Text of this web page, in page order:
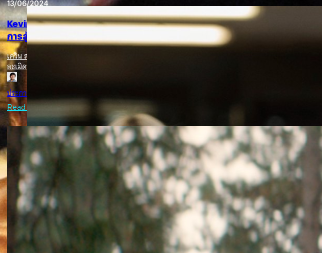
13/06/2024
Kevin Spacey เผยทั้งน้ำตา ! หมดเนื้อหมดตัว-ถูกยืดบ้าน-ไม่มีเงินจ่ายหนี้จาก
การสู้คดีล่วงละเมิดทางเพศ
เควิน สเปซีย์ (Kevin Spacey) เผยทั้งน้ำตา! หมดเนื้อหมดตัว-ถูกยืดบ้าน-ไม่มีเงินจ่ายหนี้ ระหว่างสู้คดีล่วง
ละเมิดทางเพศ
ประภาส อยู่เย็น
Read More
18/11/2023
Kevin Spacey เตรียมกลับมาอีกครั้งในหนังระทึกขวัญปี 2024 หลังชนะคดีใน
สหราชอาณาจักร
เควิน สเปซีย์ เตรียมกลับมาปรากฏตัวในภาพยนตร์อีกครั้ง ในภาพยนตร์อินดีระทึกขวัญ 'Peter Five Eight'
แบบจำกัดจำนวนโรงฉาย
ปรีดี ฤกษ์วลีกุล | 992 days ago
Read More